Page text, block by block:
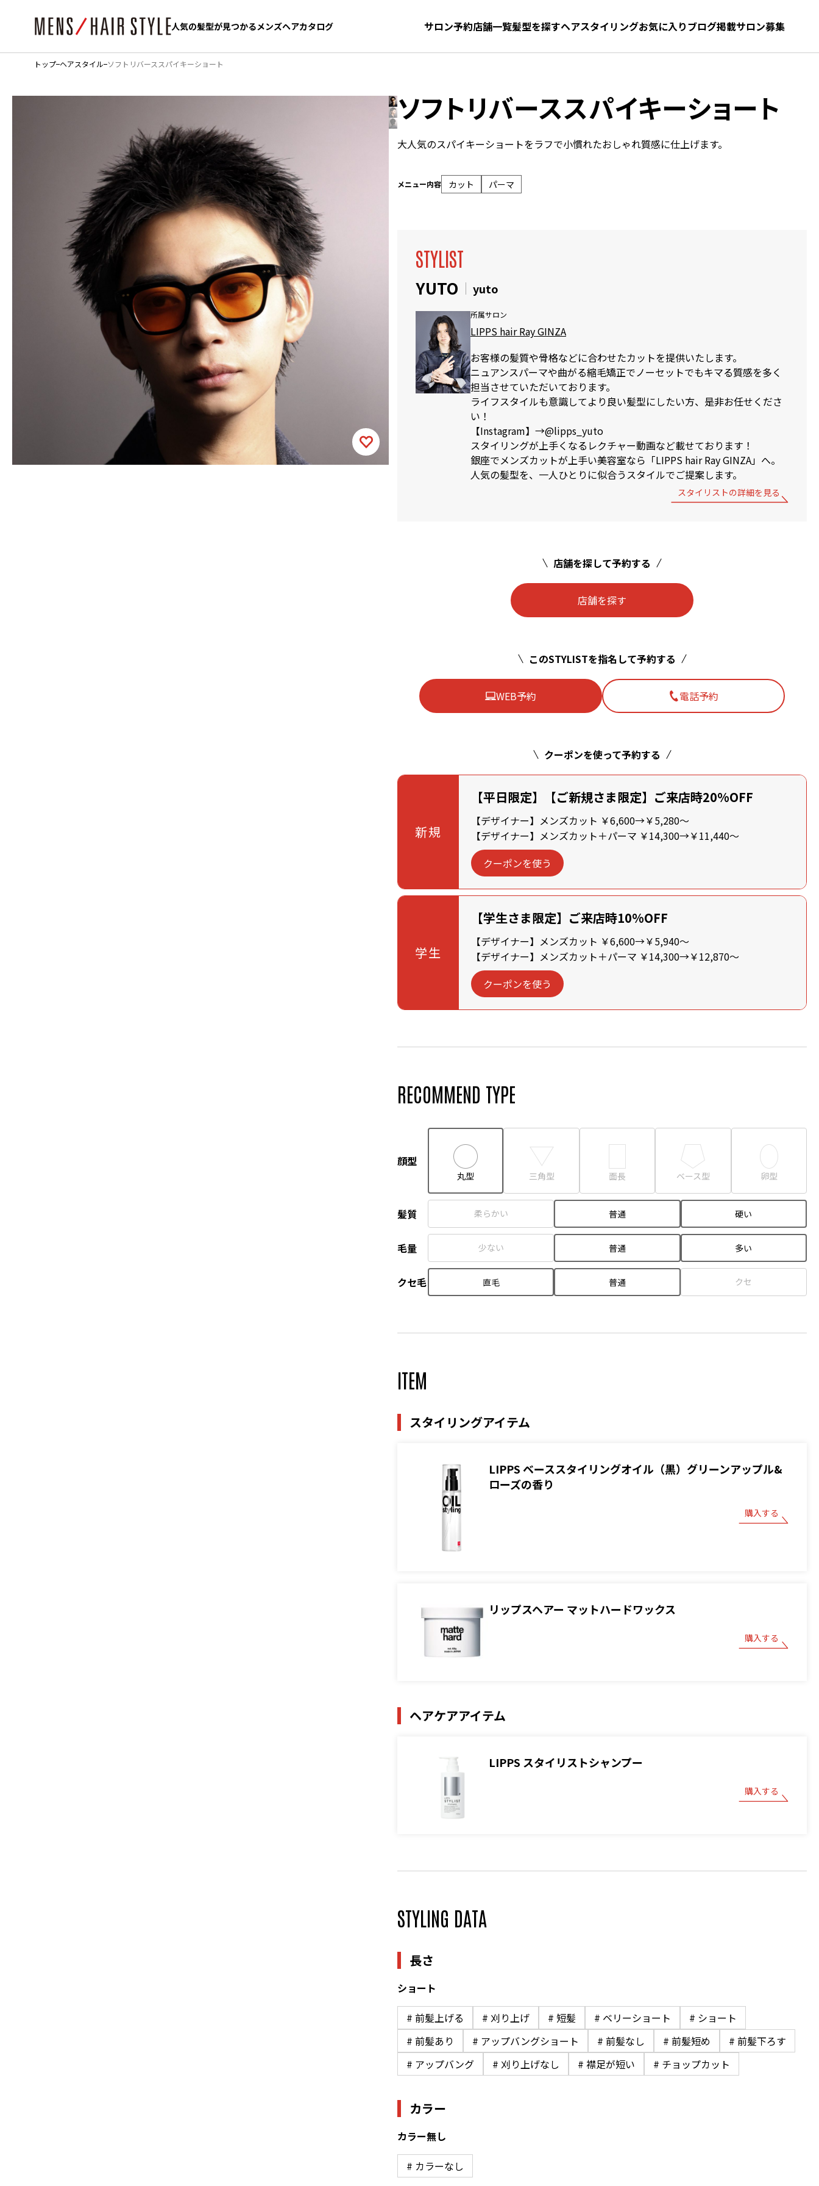
人気の髪型が見つかるメンズヘアカタログ サロン予約店舗一覧髪型を探すヘアスタイリングお気に入りブログ掲載サロン募集
人気の髪型が見つかるメンズヘアカタログ お気に入り 髪型をさがす
トップ ヘアスタイル ソフトリバーススパイキーショート
ソフトリバーススパイキーショート
大人気のスパイキーショートをラフで小慣れたおしゃれ質感に仕上げます。
メニュー内容 カット パーマ
STYLIST
YUTO yuto
所属サロン
LIPPS hair Ray GINZA
お客様の髪質や骨格などに合わせたカットを提供いたします。
ニュアンスパーマや曲がる縮毛矯正でノーセットでもキマる質感を多く
担当させていただいております。
ライフスタイルも意識してより良い髪型にしたい方、是非お任せくださ
い！
【Instagram】→@lipps_yuto
スタイリングが上手くなるレクチャー動画など載せております！
銀座でメンズカットが上手い美容室なら「LIPPS hair Ray GINZA」へ。
人気の髪型を、一人ひとりに似合うスタイルでご提案します。
スタイリストの詳細を見る
店舗を探して予約する
店舗を探す
このSTYLISTを指名して予約する
WEB予約 電話予約
クーポンを使って予約する
新規
【平日限定】【ご新規さま限定】ご来店時20%OFF
【デザイナー】メンズカット ￥6,600→￥5,280～
【デザイナー】メンズカット＋パーマ ￥14,300→￥11,440～
クーポンを使う
学生
【学生さま限定】ご来店時10%OFF
【デザイナー】メンズカット ￥6,600→￥5,940～
【デザイナー】メンズカット＋パーマ ￥14,300→￥12,870～
クーポンを使う
RECOMMEND TYPE
顔型
丸型 三角型 面長 ベース型 卵型
髪質 柔らかい 普通 硬い
毛量 少ない 普通 多い
クセ毛 直毛 普通 クセ
ITEM
スタイリングアイテム
LIPPS ベーススタイリングオイル（黒）グリーンアップル&
ローズの香り
購入する
リップスヘアー マットハードワックス
購入する
ヘアケアアイテム
LIPPS スタイリストシャンプー
購入する
STYLING DATA
長さ
ショート
# 前髪上げる # 刈り上げ # 短髪 # ベリーショート
# ショート
# 前髪あり
# アップバングショート # 前髪なし # 前髪短め
# 前髪下ろす
# アップバング
# 刈り上げなし # 襟足が短い # チョップカット
カラー
カラー無し
# カラーなし